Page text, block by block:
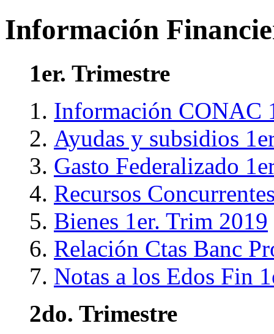
Información
1er. Trimestre
Información CONAC
Ayudas y subsidios
Gasto Federalizado
Recursos
Bienes 1er. Trim 2019
Relación Ctas Banc
Notas a los Edos Fin
2do. Trimestre